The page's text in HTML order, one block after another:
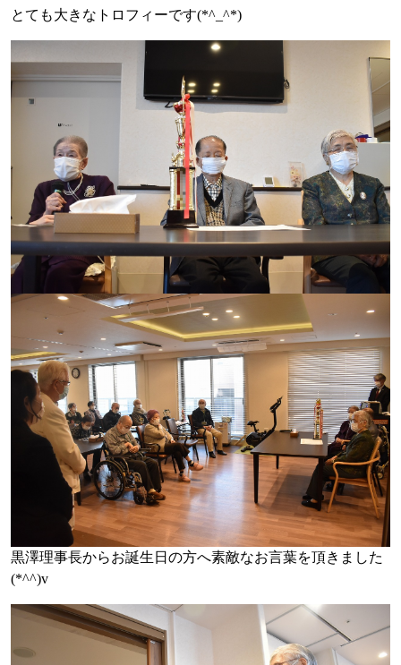
とても大きなトロフィーです(*^_^*)
黒澤理事長からお誕生日の方へ素敵なお言葉を頂きました
(*^^)v